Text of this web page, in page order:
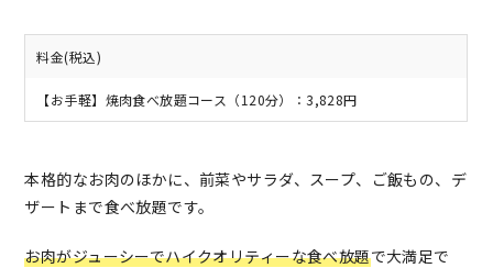
料金(税込)
【お手軽】焼肉食べ放題コース（120分）：3,828円
本格的なお肉のほかに、前菜やサラダ、スープ、ご飯もの、デ
ザートまで食べ放題です。
お肉がジューシーでハイクオリティーな食べ放題で大満足で